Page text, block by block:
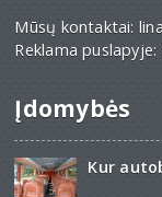
Mūsų kontaktai:
Reklama
Įdomybės
Kur